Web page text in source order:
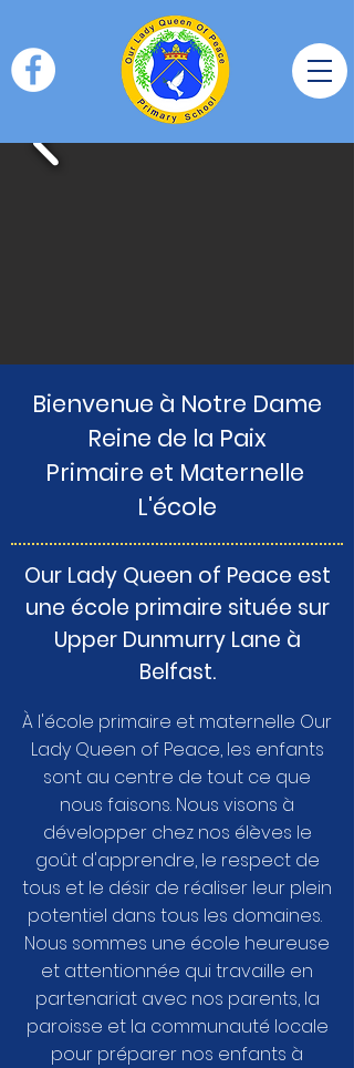
Bienvenue à Notre Dame
Reine de la Paix
Primaire et Maternelle
L'école
Our Lady Queen of Peace est
une école primaire située sur
Upper Dunmurry Lane à
Belfast.
À l'école primaire et maternelle Our
Lady Queen of Peace, les enfants
sont au centre de tout ce que
nous faisons. Nous visons à
développer chez nos élèves le
goût d'apprendre, le respect de
tous et le désir de réaliser leur plein
potentiel dans tous les domaines.
Nous sommes une école heureuse
et attentionnée qui travaille en
partenariat avec nos parents, la
paroisse et la communauté locale
pour préparer nos enfants à